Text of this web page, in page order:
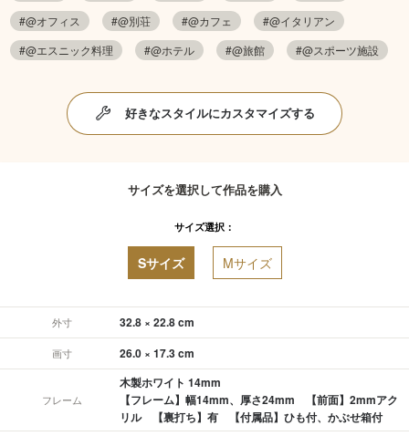
#@オフィス
#@別荘 #@カフェ
#@イタリアン
#@エスニック料理
#@ホテル #@旅館 #@スポーツ施設
好きなスタイルにカスタマイズする
サイズを選択して作品を購入
サイズ選択：
Sサイズ Mサイズ
外寸 32.8 × 22.8 cm
画寸 26.0 × 17.3 cm
フレーム
木製ホワイト 14mm
【フレーム】幅14mm、厚さ24mm 【前面】2mmアク
リル 【裏打ち】有 【付属品】ひも付、かぶせ箱付